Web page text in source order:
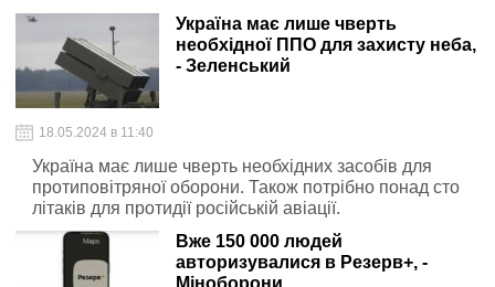
Україна має лише чверть
необхідної ППО для захисту неба,
- Зеленський
18.05.2024 в 11:40
Україна має лише чверть необхідних засобів для
протиповітряної оборони. Також потрібно понад сто
літаків для протидії російській авіації.
Вже 150 000 людей
авторизувалися в Резерв+, -
Міноборони